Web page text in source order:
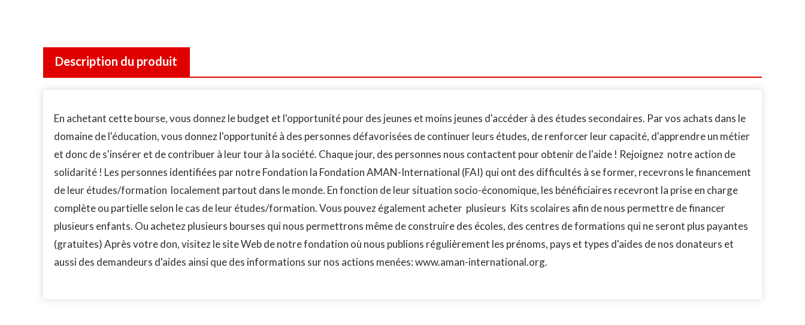
Description du produit
En achetant cette bourse, vous donnez le budget et l'opportunité pour des jeunes et moins jeunes d'accéder à des études secondaires. Par vos achats dans le
domaine de l'éducation, vous donnez l'opportunité à des personnes défavorisées de continuer leurs études, de renforcer leur capacité, d'apprendre un métier
et donc de s'insérer et de contribuer à leur tour à la société. Chaque jour, des personnes nous contactent pour obtenir de l'aide ! Rejoignez notre action de
solidarité ! Les personnes identifiées par notre Fondation la Fondation AMAN-International (FAI) qui ont des difficultés à se former, recevrons le financement
de leur études/formation localement partout dans le monde. En fonction de leur situation socio-économique, les bénéficiaires recevront la prise en charge
complète ou partielle selon le cas de leur études/formation. Vous pouvez également acheter plusieurs Kits scolaires afin de nous permettre de financer
plusieurs enfants. Ou achetez plusieurs bourses qui nous permettrons même de construire des écoles, des centres de formations qui ne seront plus payantes
(gratuites) Après votre don, visitez le site Web de notre fondation où nous publions régulièrement les prénoms, pays et types d'aides de nos donateurs et
aussi des demandeurs d'aides ainsi que des informations sur nos actions menées: www.aman-international.org.